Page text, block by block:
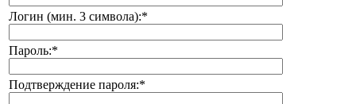
Логин (мин. 3 символа):*
Пароль:*
Подтверждение пароля:*